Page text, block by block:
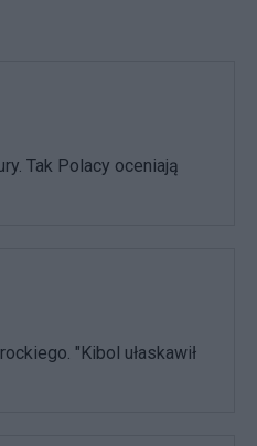
Tak Polacy oceniają
"Kibol ułaskawił